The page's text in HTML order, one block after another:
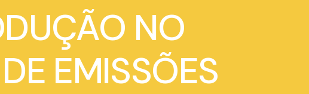
NO
EMISSÕES